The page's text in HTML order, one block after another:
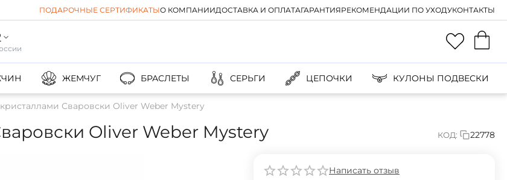
ПОДАРОЧНЫЕ СЕРТИФИКАТЫО КОМПАНИИДОСТАВКА И ОПЛАТАГАРАНТИЯРЕКОМЕНДАЦИИ ПО УХОДУКОНТАКТЫ
ЖЕМЧУГ БРАСЛЕТЫ СЕРЬГИ ЦЕПОЧКИ КУЛОНЫ ПОДВЕСКИ
Сваровски Oliver Weber Mystery
Oliver Weber Mystery КОД: 22778
Написать отзыв